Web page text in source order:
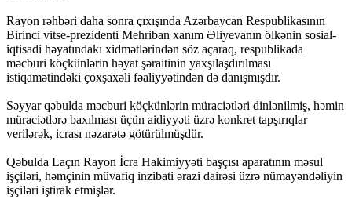
Rayon rəhbəri daha sonra çıxışında Azərbaycan Respublikasının
Birinci vitse-prezidenti Mehriban xanım Əliyevanın ölkənin sosial-
iqtisadi həyatındakı xidmətlərindən söz açaraq, respublikada
məcburi köçkünlərin həyat şəraitinin yaxşılaşdırılması
istiqamətindəki çoxşaxəli fəaliyyətindən də danışmışdır.
Səyyar qəbulda məcburi köçkünlərin müraciətləri dinlənilmiş, həmin
müraciətlərə baxılması üçün aidiyyəti üzrə konkret tapşırıqlar
verilərək, icrası nəzarətə götürülmüşdür.
Qəbulda Laçın Rayon İcra Hakimiyyəti başçısı aparatının məsul
işçiləri, həmçinin müvafiq inzibati ərazi dairəsi üzrə nümayəndəliyin
işçiləri iştirak etmişlər.